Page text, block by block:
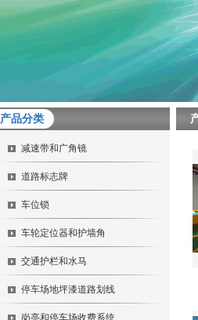
产品分类
减速带和广角镜
道路标志牌
车位锁
车轮定位器和护墙角
交通护栏和水马
停车场地坪漆道路划线
岗亭和停车场收费系统